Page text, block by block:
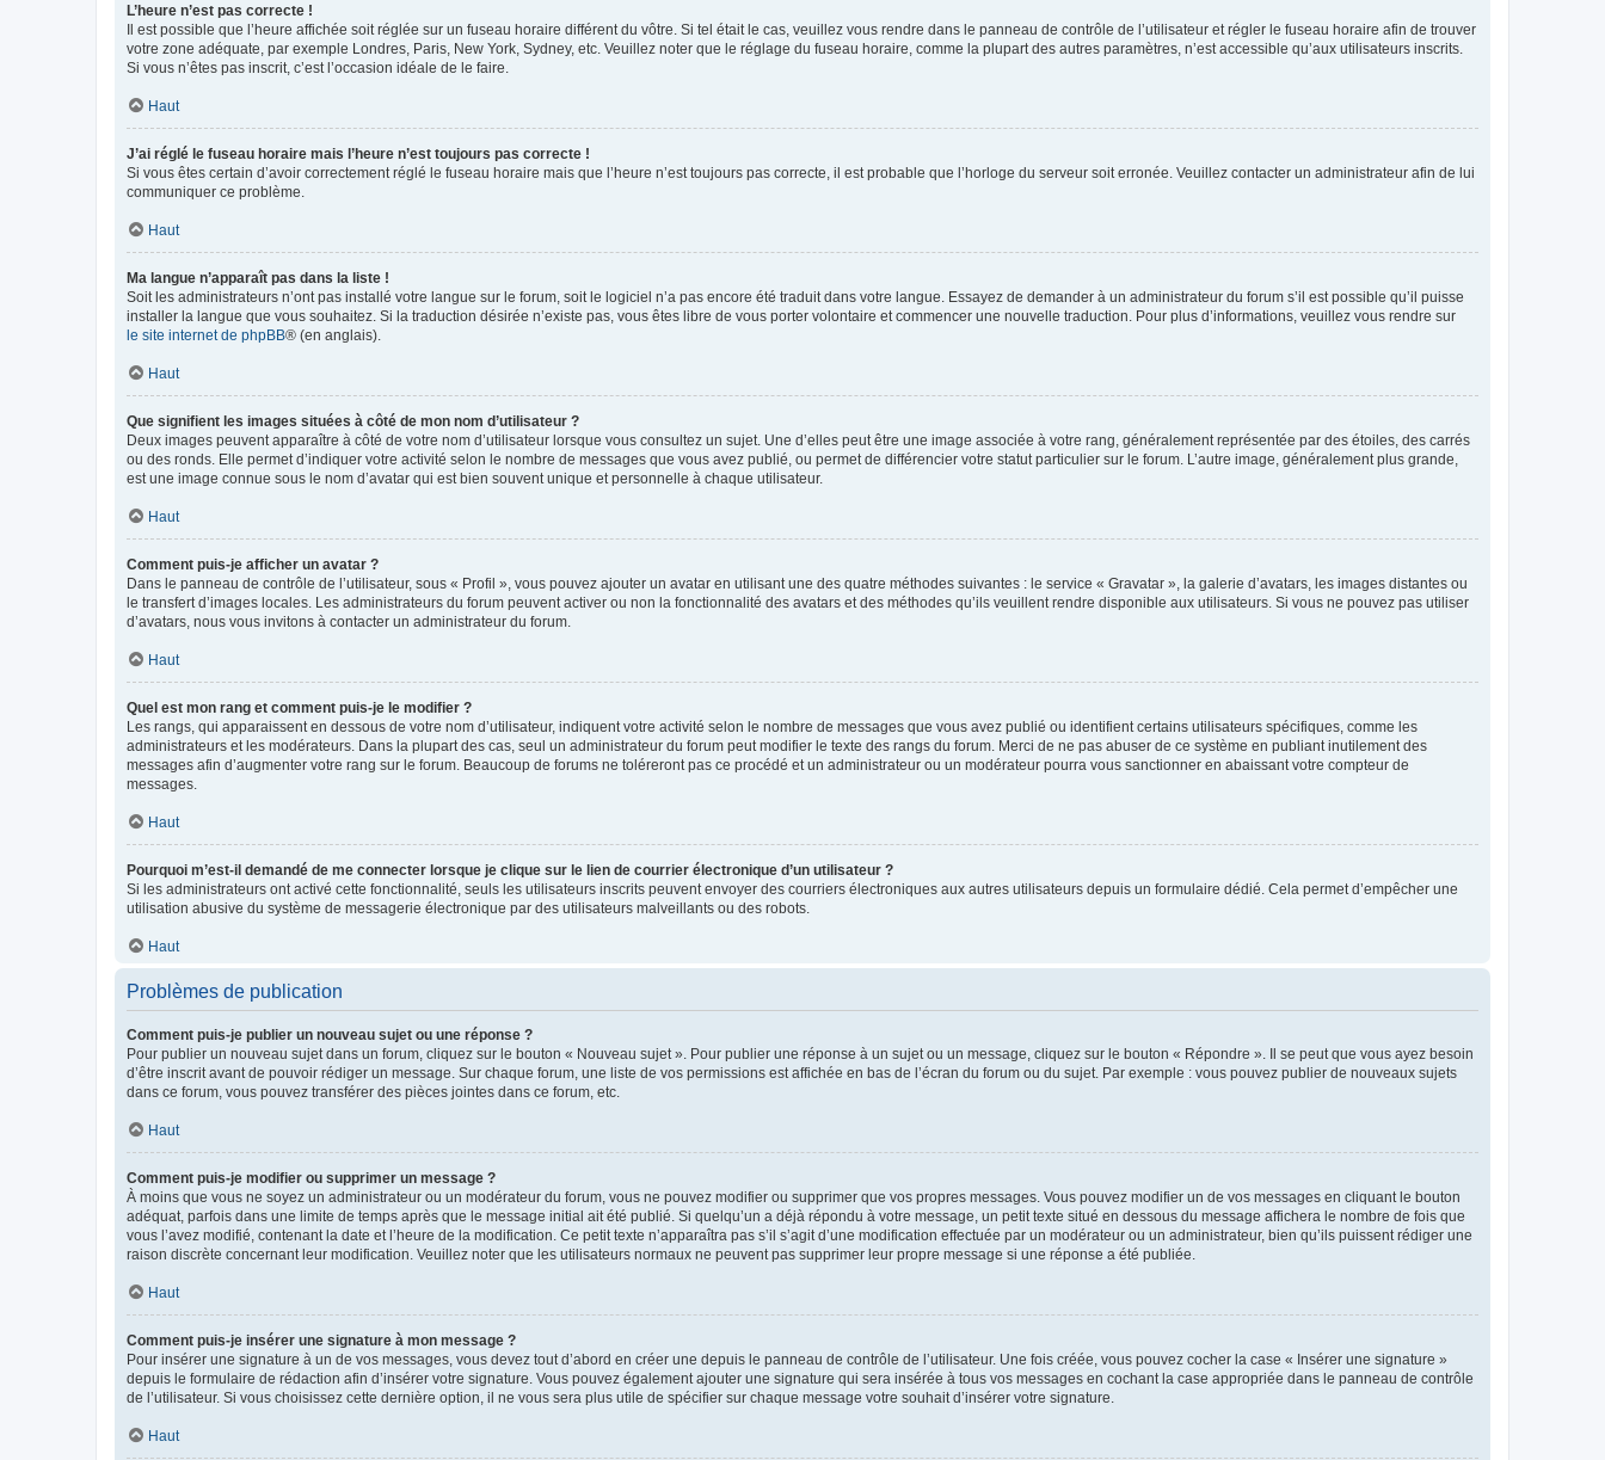
L’heure n’est pas correcte !
Il est possible que l’heure affichée soit réglée sur un fuseau horaire différent du vôtre. Si tel était le cas, veuillez vous rendre dans le panneau de contrôle de l’utilisateur et régler le fuseau horaire afin de trouver
votre zone adéquate, par exemple Londres, Paris, New York, Sydney, etc. Veuillez noter que le réglage du fuseau horaire, comme la plupart des autres paramètres, n’est accessible qu’aux utilisateurs inscrits.
Si vous n’êtes pas inscrit, c’est l’occasion idéale de le faire.
Haut
J’ai réglé le fuseau horaire mais l’heure n’est toujours pas correcte !
Si vous êtes certain d’avoir correctement réglé le fuseau horaire mais que l’heure n’est toujours pas correcte, il est probable que l’horloge du serveur soit erronée. Veuillez contacter un administrateur afin de lui
communiquer ce problème.
Haut
Ma langue n’apparaît pas dans la liste !
Soit les administrateurs n’ont pas installé votre langue sur le forum, soit le logiciel n’a pas encore été traduit dans votre langue. Essayez de demander à un administrateur du forum s’il est possible qu’il puisse
installer la langue que vous souhaitez. Si la traduction désirée n’existe pas, vous êtes libre de vous porter volontaire et commencer une nouvelle traduction. Pour plus d’informations, veuillez vous rendre sur
le site internet de phpBB® (en anglais).
Haut
Que signifient les images situées à côté de mon nom d’utilisateur ?
Deux images peuvent apparaître à côté de votre nom d’utilisateur lorsque vous consultez un sujet. Une d’elles peut être une image associée à votre rang, généralement représentée par des étoiles, des carrés
ou des ronds. Elle permet d’indiquer votre activité selon le nombre de messages que vous avez publié, ou permet de différencier votre statut particulier sur le forum. L’autre image, généralement plus grande,
est une image connue sous le nom d’avatar qui est bien souvent unique et personnelle à chaque utilisateur.
Haut
Comment puis-je afficher un avatar ?
Dans le panneau de contrôle de l’utilisateur, sous « Profil », vous pouvez ajouter un avatar en utilisant une des quatre méthodes suivantes : le service « Gravatar », la galerie d’avatars, les images distantes ou
le transfert d’images locales. Les administrateurs du forum peuvent activer ou non la fonctionnalité des avatars et des méthodes qu’ils veuillent rendre disponible aux utilisateurs. Si vous ne pouvez pas utiliser
d’avatars, nous vous invitons à contacter un administrateur du forum.
Haut
Quel est mon rang et comment puis-je le modifier ?
Les rangs, qui apparaissent en dessous de votre nom d’utilisateur, indiquent votre activité selon le nombre de messages que vous avez publié ou identifient certains utilisateurs spécifiques, comme les
administrateurs et les modérateurs. Dans la plupart des cas, seul un administrateur du forum peut modifier le texte des rangs du forum. Merci de ne pas abuser de ce système en publiant inutilement des
messages afin d’augmenter votre rang sur le forum. Beaucoup de forums ne toléreront pas ce procédé et un administrateur ou un modérateur pourra vous sanctionner en abaissant votre compteur de
messages.
Haut
Pourquoi m’est-il demandé de me connecter lorsque je clique sur le lien de courrier électronique d’un utilisateur ?
Si les administrateurs ont activé cette fonctionnalité, seuls les utilisateurs inscrits peuvent envoyer des courriers électroniques aux autres utilisateurs depuis un formulaire dédié. Cela permet d’empêcher une
utilisation abusive du système de messagerie électronique par des utilisateurs malveillants ou des robots.
Haut
Problèmes de publication
Comment puis-je publier un nouveau sujet ou une réponse ?
Pour publier un nouveau sujet dans un forum, cliquez sur le bouton « Nouveau sujet ». Pour publier une réponse à un sujet ou un message, cliquez sur le bouton « Répondre ». Il se peut que vous ayez besoin
d’être inscrit avant de pouvoir rédiger un message. Sur chaque forum, une liste de vos permissions est affichée en bas de l’écran du forum ou du sujet. Par exemple : vous pouvez publier de nouveaux sujets
dans ce forum, vous pouvez transférer des pièces jointes dans ce forum, etc.
Haut
Comment puis-je modifier ou supprimer un message ?
À moins que vous ne soyez un administrateur ou un modérateur du forum, vous ne pouvez modifier ou supprimer que vos propres messages. Vous pouvez modifier un de vos messages en cliquant le bouton
adéquat, parfois dans une limite de temps après que le message initial ait été publié. Si quelqu’un a déjà répondu à votre message, un petit texte situé en dessous du message affichera le nombre de fois que
vous l’avez modifié, contenant la date et l’heure de la modification. Ce petit texte n’apparaîtra pas s’il s’agit d’une modification effectuée par un modérateur ou un administrateur, bien qu’ils puissent rédiger une
raison discrète concernant leur modification. Veuillez noter que les utilisateurs normaux ne peuvent pas supprimer leur propre message si une réponse a été publiée.
Haut
Comment puis-je insérer une signature à mon message ?
Pour insérer une signature à un de vos messages, vous devez tout d’abord en créer une depuis le panneau de contrôle de l’utilisateur. Une fois créée, vous pouvez cocher la case « Insérer une signature »
depuis le formulaire de rédaction afin d’insérer votre signature. Vous pouvez également ajouter une signature qui sera insérée à tous vos messages en cochant la case appropriée dans le panneau de contrôle
de l’utilisateur. Si vous choisissez cette dernière option, il ne vous sera plus utile de spécifier sur chaque message votre souhait d’insérer votre signature.
Haut